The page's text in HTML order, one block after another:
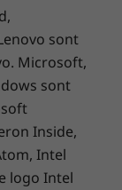
les
et
les
:modèles,
(en anglais)
pas forcément
sont
Microsoft,
sont
Inside,
Intel
logo Intel